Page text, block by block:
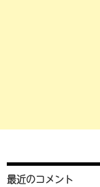
最近のコメント